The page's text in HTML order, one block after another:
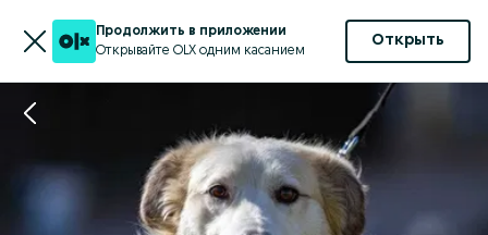
Продолжить в приложении
Открывайте OLX одним касанием
Открыть